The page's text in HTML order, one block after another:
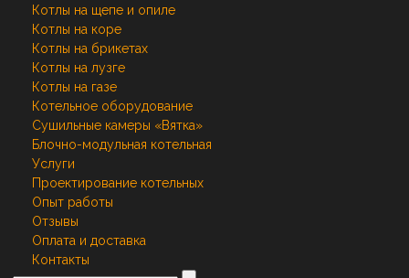
Котлы на щепе и опиле
Котлы на коре
Котлы на брикетах
Котлы на лузге
Котлы на газе
Котельное оборудование
Сушильные камеры «Вятка»
Блочно-модульная котельная
Услуги
Проектирование котельных
Опыт работы
Отзывы
Оплата и доставка
Контакты